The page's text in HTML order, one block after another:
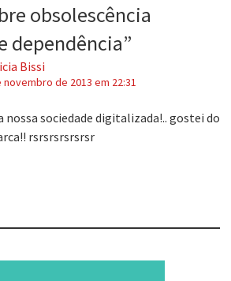
obsolescência
dependência”
Bissi
novembro de 2013 em 22:31
nossa sociedade digitalizada!.. gostei do
rsrsrsrsrsrsr